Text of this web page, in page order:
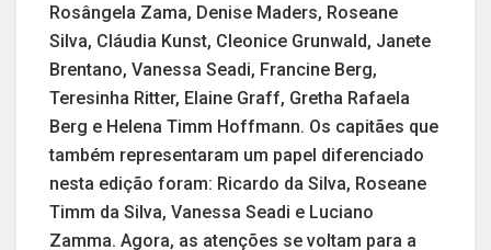
Rosângela Zama, Denise Maders, Roseane
Silva, Cláudia Kunst, Cleonice Grunwald, Janete
Brentano, Vanessa Seadi, Francine Berg,
Teresinha Ritter, Elaine Graff, Gretha Rafaela
Berg e Helena Timm Hoffmann. Os capitães que
também representaram um papel diferenciado
nesta edição foram: Ricardo da Silva, Roseane
Timm da Silva, Vanessa Seadi e Luciano
Zamma. Agora, as atenções se voltam para a